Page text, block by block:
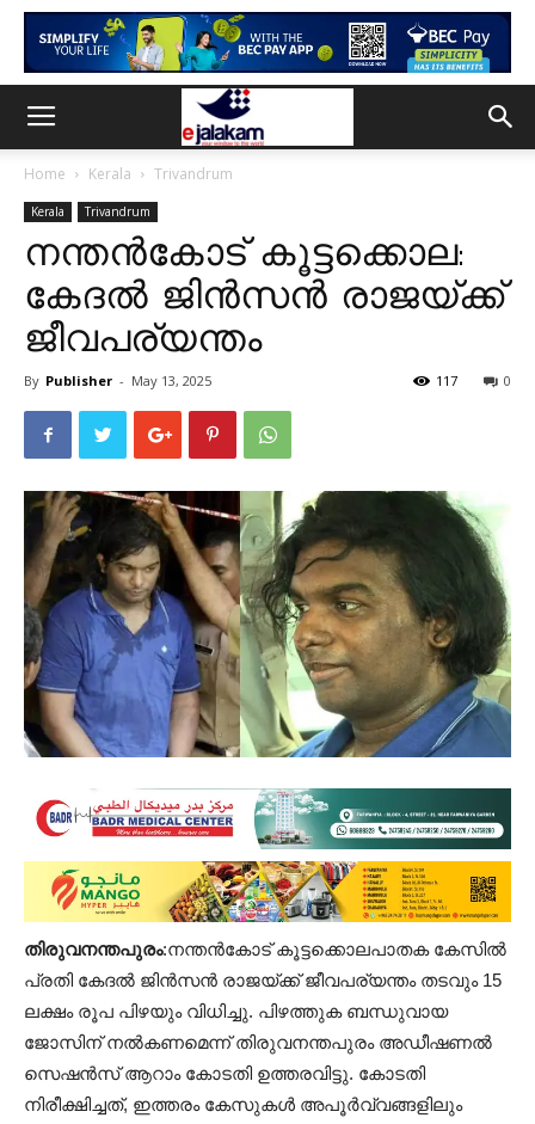
Home Kerala Trivandrum
Kerala Trivandrum
നന്തൻകോട് കൂട്ടക്കൊല:
കേദൽ ജിൻസൻ രാജയ്ക്ക്
ജീവപര്യന്തം
By Publisher - May 13, 2025 0
117
തിരുവനന്തപുരം:നന്തൻകോട് കൂട്ടക്കൊലപാതക കേസിൽ
പ്രതി കേദൽ ജിൻസൻ രാജയ്ക്ക് ജീവപര്യന്തം തടവും 15
ലക്ഷം രൂപ പിഴയും വിധിച്ചു. പിഴത്തുക ബന്ധുവായ
ജോസിന് നൽകണമെന്ന് തിരുവനന്തപുരം അഡീഷണൽ
സെഷൻസ് ആറാം കോടതി ഉത്തരവിട്ടു. കോടതി
നിരീക്ഷിച്ചത്, ഇത്തരം കേസുകൾ അപൂർവ്വങ്ങളിലും